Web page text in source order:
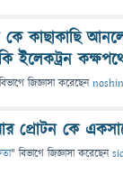
কাছাকাছি
ইলেকট্রন
জিজ্ঞাসাকরেছেন
প্রোটন কে
" বিভাগে জিজ্ঞাসাকরেছেন